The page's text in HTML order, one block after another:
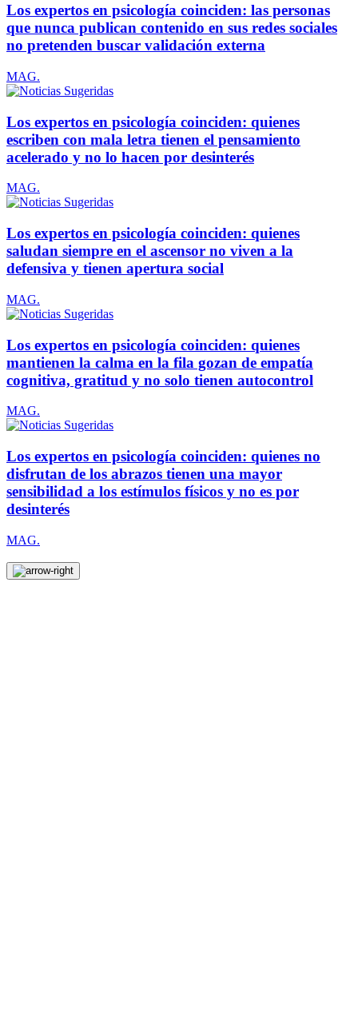
Los expertos en psicología coinciden: las personas
que nunca publican contenido en sus redes sociales
no pretenden buscar validación externa
MAG.
Los expertos en psicología coinciden: quienes
escriben con mala letra tienen el pensamiento
acelerado y no lo hacen por desinterés
MAG.
Los expertos en psicología coinciden: quienes
saludan siempre en el ascensor no viven a la
defensiva y tienen apertura social
MAG.
Los expertos en psicología coinciden: quienes
mantienen la calma en la fila gozan de empatía
cognitiva, gratitud y no solo tienen autocontrol
MAG.
Los expertos en psicología coinciden: quienes no
disfrutan de los abrazos tienen una mayor
sensibilidad a los estímulos físicos y no es por
desinterés
MAG.